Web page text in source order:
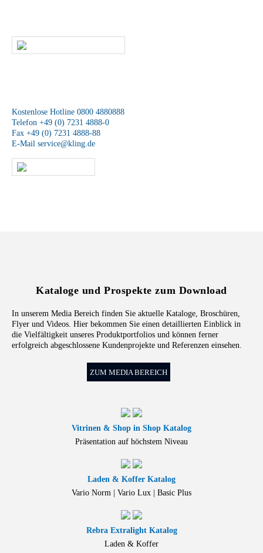
Kostenlose Hotline 0800 4880888
Telefon +49 (0) 7231 4888-0
Fax +49 (0) 7231 4888-88
E-Mail service@kling.de
Kataloge und Prospekte zum Download
In unserem Media Bereich finden Sie aktuelle Kataloge, Broschüren,
Flyer und Videos. Hier bekommen Sie einen detaillierten Einblick in
die Vielfältigkeit unseres Produktportfolios und können ferner
erfolgreich abgeschlossene Kundenprojekte und Referenzen einsehen.
ZUM MEDIA BEREICH
Vitrinen & Shop in Shop Katalog
Präsentation auf höchstem Niveau
Laden & Koffer Katalog
Vario Norm | Vario Lux | Basic Plus
Rebra Extralight Katalog
Laden & Koffer